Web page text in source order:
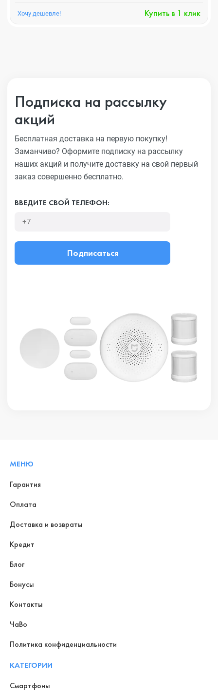
Хочу дешевле! Купить в 1 клик
Подписка на рассылку
акций
Бесплатная доставка на первую покупку!
Заманчиво? Оформите подписку на рассылку
наших акций и получите доставку на свой первый
заказ совершенно бесплатно.
ВВЕДИТЕ СВОЙ ТЕЛЕФОН:
Подписаться
МЕНЮ
Гарантия
Оплата
Доставка и возвраты
Кредит
Блог
Бонусы
Контакты
ЧаВо
Политика конфиденциальности
КАТЕГОРИИ
Смартфоны